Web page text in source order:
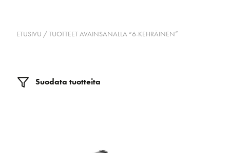
ETUSIVU / TUOTTEET AVAINSANALLA “6-KEHRÄINEN”
Suodata tuotteita